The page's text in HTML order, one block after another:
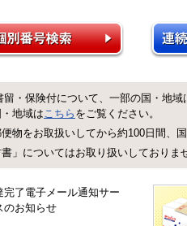
留・保険付について、一部の国・地
地域はこちら をご覧ください。
物をお取扱いしてから約100日間、
」についてはお取り扱いしておりま
完了電子メール通知サー
のお知らせ